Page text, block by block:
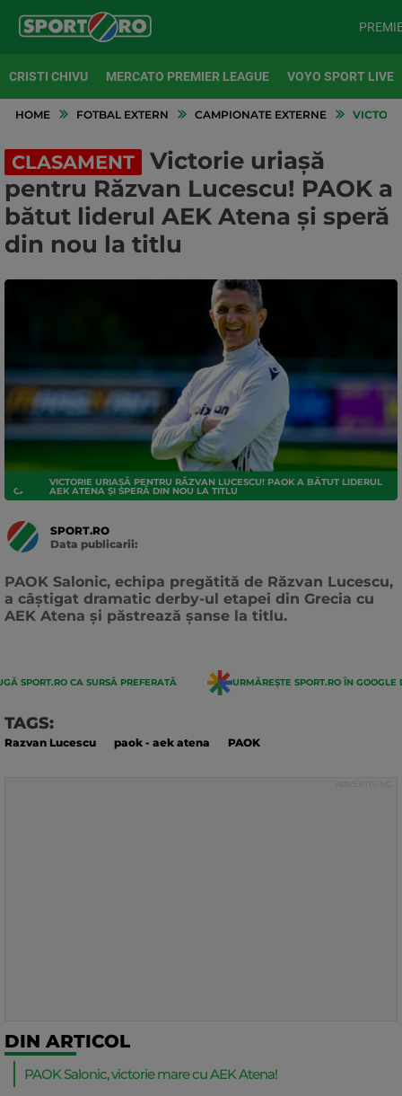
CRISTI CHIVU MERCATO PREMIER LEAGUE VOYO SPORT LIVE
HOME FOTBAL EXTERN CAMPIONATE EXTERNE
CLASAMENT
Victorie uriașă
pentru Răzvan Lucescu! PAOK a
bătut liderul AEK Atena și speră
din nou la titlu
CAMPIONATE EXTERNE
VICTORIE URIAȘĂ PENTRU RĂZVAN LUCESCU! PAOK A BĂTUT LIDERUL
AEK ATENA ȘI SPERĂ DIN NOU LA TITLU
SPORT.RO
Data publicarii:
PAOK Salonic, echipa pregătită de Răzvan Lucescu,
a câștigat dramatic derby-ul etapei din Grecia cu
AEK Atena și păstrează șanse la titlu.
SPORT.RO CA SURSĂ PREFERATĂ URMĂREȘTE SPORT.RO ÎN GOOGLE
TAGS:
Razvan Lucescu paok - aek atena PAOK
DIN ARTICOL
PAOK Salonic, victorie mare cu AEK Atena!